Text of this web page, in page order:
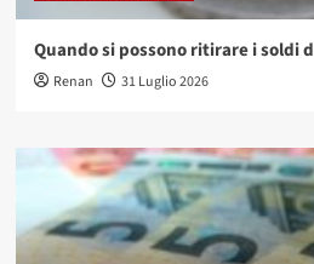
Quando si possono ritirare i soldi
Renan 31 Luglio 2026